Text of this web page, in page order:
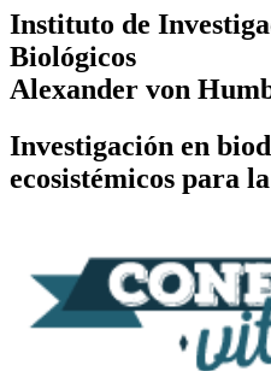
Instituto de
Biológicos
Alexander von
Investigación en
ecosistémicos para